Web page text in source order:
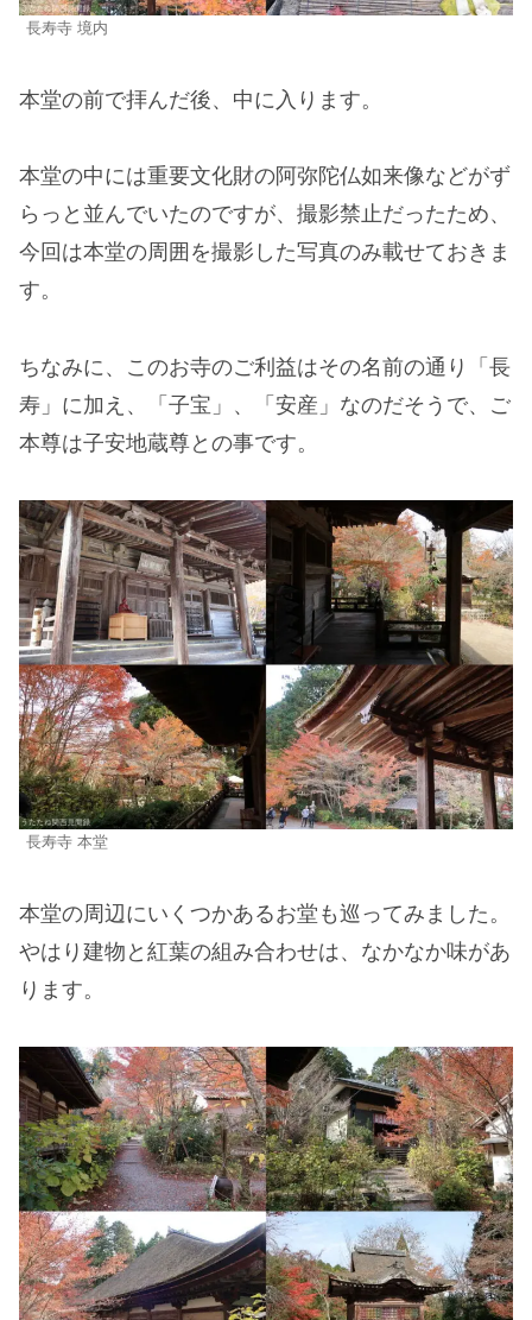
長寿寺 境内
本堂の前で拝んだ後、中に入ります。
本堂の中には重要文化財の阿弥陀仏如来像などがず
らっと並んでいたのですが、撮影禁止だったため、
今回は本堂の周囲を撮影した写真のみ載せておきま
す。
ちなみに、このお寺のご利益はその名前の通り「長
寿」に加え、「子宝」、「安産」なのだそうで、ご
本尊は子安地蔵尊との事です。
長寿寺 本堂
本堂の周辺にいくつかあるお堂も巡ってみました。
やはり建物と紅葉の組み合わせは、なかなか味があ
ります。